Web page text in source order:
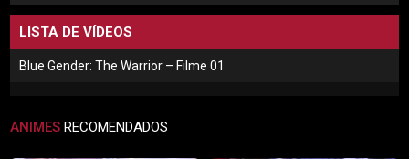
LISTA DE VÍDEOS
Blue Gender: The Warrior – Filme 01
ANIMES RECOMENDADOS